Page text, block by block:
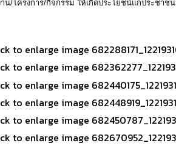
น/โครงการ/กิจกรรม ให้เกิดประโยชน์แ่กประชา